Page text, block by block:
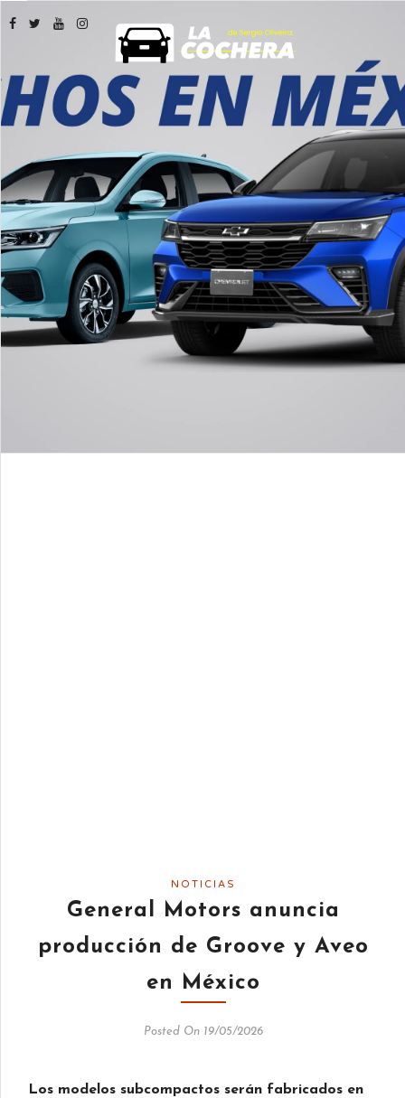
NOTICIAS
General Motors anuncia
producción de Groove y Aveo
en México
Posted On 19/05/2026
Los modelos subcompactos serán fabricados en